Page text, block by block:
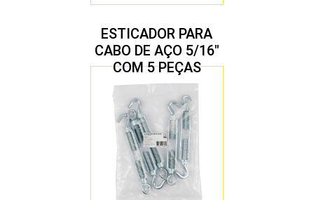
ESTICADOR PARA
CABO DE AÇO 5/16″
COM 5 PEÇAS